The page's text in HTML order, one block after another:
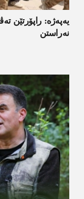
یەپەژە: راپۆرتێن
نەراستن